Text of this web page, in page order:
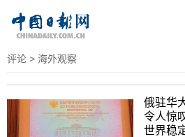
评论 > 海外观察
俄驻华
令人惊
世界稳